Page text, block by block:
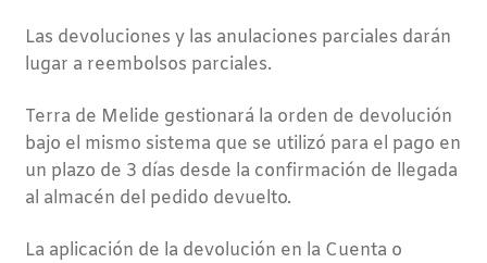
Las devoluciones y las anulaciones parciales darán
lugar a reembolsos parciales.
Terra de Melide gestionará la orden de devolución
bajo el mismo sistema que se utilizó para el pago en
un plazo de 3 días desde la confirmación de llegada
al almacén del pedido devuelto.
La aplicación de la devolución en la Cuenta o